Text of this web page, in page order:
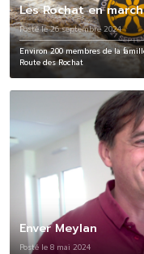
Les Rochat en
Posté le 26 septembre 2024
Environ 200 membres de la
Route des Rochat
Enver Meylan
Posté le 8 mai 2024